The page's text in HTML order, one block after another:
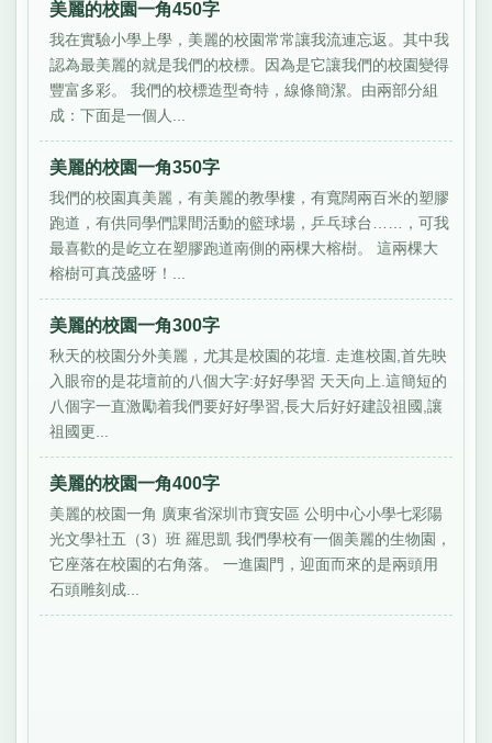
美麗的校園一角450字
我在實驗小學上學，美麗的校園常常讓我流連忘返。其中我
認為最美麗的就是我們的校標。因為是它讓我們的校園變得
豐富多彩。 我們的校標造型奇特，線條簡潔。由兩部分組
成：下面是一個人...
美麗的校園一角350字
我們的校園真美麗，有美麗的教學樓，有寬闊兩百米的塑膠
跑道，有供同學們課間活動的籃球場，乒乓球台……，可我
最喜歡的是屹立在塑膠跑道南側的兩棵大榕樹。 這兩棵大
榕樹可真茂盛呀！...
美麗的校園一角300字
秋天的校園分外美麗，尤其是校園的花壇. 走進校園,首先映
入眼帘的是花壇前的八個大字:好好學習 天天向上.這簡短的
八個字一直激勵着我們要好好學習,長大后好好建設祖國,讓
祖國更...
美麗的校園一角400字
美麗的校園一角 廣東省深圳市寶安區 公明中心小學七彩陽
光文學社五（3）班 羅思凱 我們學校有一個美麗的生物園，
它座落在校園的右角落。 一進園門，迎面而來的是兩頭用
石頭雕刻成...